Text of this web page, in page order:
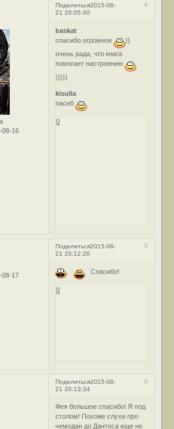
Поделиться 4
2015-08-
21 20:05:40
08-16
baskat
спасибо огромное
))
очень рада, что книга
помогает настроению
)))))
kisulia
пасиб
0
Поделиться 5
2015-08-
21 20:12:26
08-17
Спасибо!
0
Поделиться 6
2015-08-
21 20:13:34
Фея большое спасибо! Я под
столом! Похоже слухи про
чемодан до Дантоса еще не